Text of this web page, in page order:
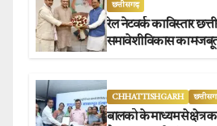
छत्तीसगढ़
रेल नेटवर्क का विस्तार
समावेशी विकास का
CHHATTISHGARH
बालको के माध्यम से क्षेत्र